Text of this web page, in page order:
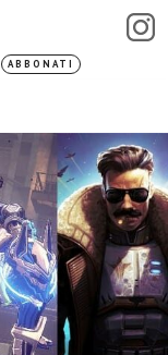
ABBONATI